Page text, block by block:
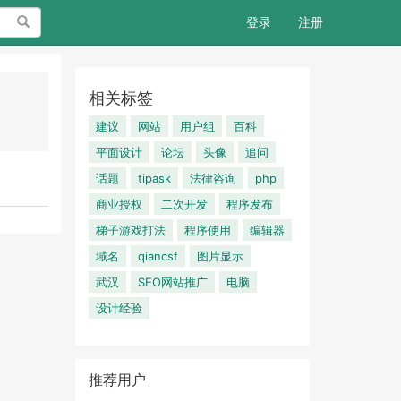
搜索 登录 注册
相关标签
建议 网站 用户组
百科
平面设计
论坛 头像
追问
话题
tipask 法律咨询
php
商业授权
二次开发
程序发布
梯子游戏打法
程序使用
编辑器
域名
qiancsf
图片显示
武汉
SEO网站推广
电脑
设计经验
推荐用户